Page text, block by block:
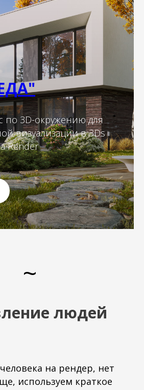
по 3D-окружению для
визуализации в 3Ds
Render
~
людей
на рендер, нет
используем краткое